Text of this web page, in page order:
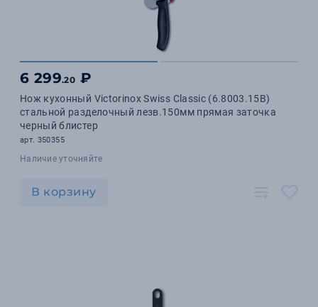
6 299.20 ₽
Нож кухонный Victorinox Swiss Classic (6.8003.15B)
стальной разделочный лезв.150мм прямая заточка
черный блистер
арт. 350355
Наличие уточняйте
В корзину